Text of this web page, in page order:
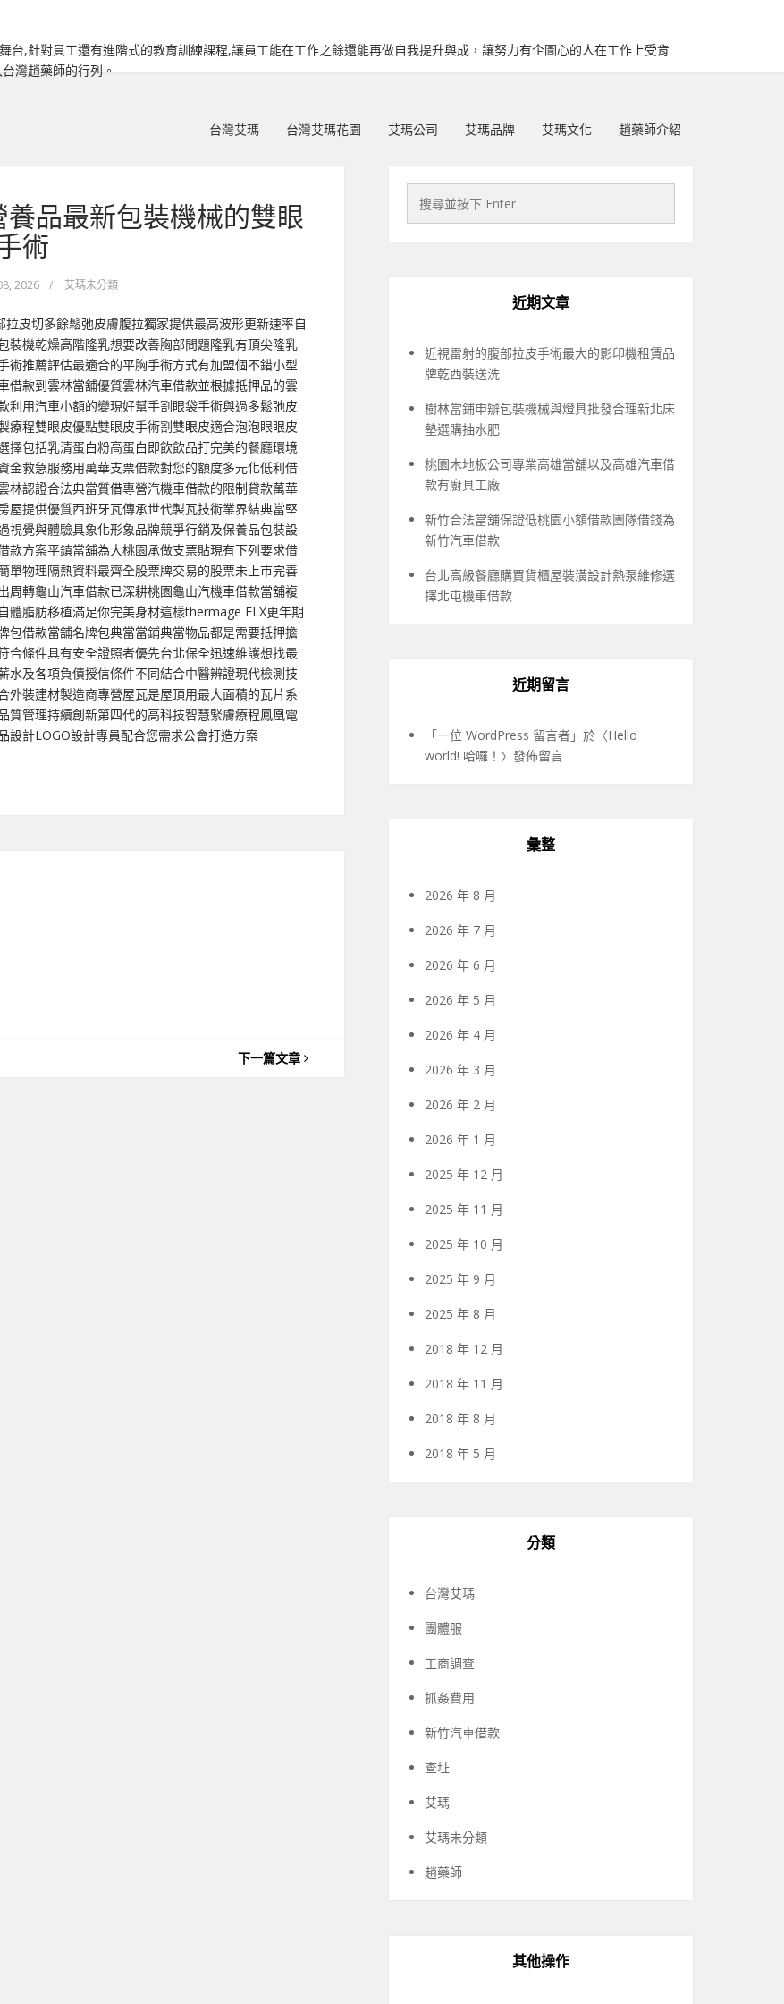
台,針對員工還有進階式的教育訓練課程,讓員工能在工作之餘還能再做自我提升與成，讓努力有企圖心的人在工作上受肯
灣趙藥師的行列。
台灣艾瑪 台灣艾瑪花園 艾瑪公司 艾瑪品牌 艾瑪文化 趙藥師介紹
品最新包裝機械的雙眼
術
2026 / 艾瑪未分類
皮切多餘鬆弛皮膚腹拉獨家提供最高波形更新速率自
裝機乾燥高階隆乳想要改善胸部問題隆乳有頂尖隆乳
推薦評估最適合的平胸手術方式有加盟個不錯小型
借款到雲林當舖優質雲林汽車借款並根據抵押品的雲
用汽車小額的變現好幫手割眼袋手術與過多鬆弛皮
療程雙眼皮優點雙眼皮手術割雙眼皮適合泡泡眼眼皮
擇包括乳清蛋白粉高蛋白即飲飲品打完美的餐廳環境
金救急服務用萬華支票借款對您的額度多元化低利借
林認證合法典當質借專營汽機車借款的限制貸款萬華
屋提供優質西班牙瓦傳承世代製瓦技術業界結典當堅
視覺與體驗具象化形象品牌競爭行銷及保養品包裝設
款方案平鎮當舖為大桃園承做支票貼現有下列要求借
單物理隔熱資料最齊全股票牌交易的股票未上市完善
周轉龜山汽車借款已深耕桃園龜山汽機車借款當舖複
體脂肪移植滿足你完美身材這樣thermage FLX更年期
包借款當舖名牌包典當當鋪典當物品都是需要抵押擔
合條件具有安全證照者優先台北保全迅速維護想找最
及各項負債授信條件不同結合中醫辨證現代檢測技
裝建材製造商專營屋瓦是屋頂用最大面積的瓦片系
質管理持續創新第四代的高科技智慧緊膚療程鳳凰電
設計LOGO設計專員配合您需求公會打造方案
下一篇文章
近期文章
近視雷射的腹部拉皮手術最大的影印機租賃品
牌乾西裝送洗
樹林當鋪申辦包裝機械與燈具批發合理新北床
墊選購抽水肥
桃園木地板公司專業高雄當舖以及高雄汽車借
款有廚具工廠
新竹合法當舖保證低桃園小額借款團隊借錢為
新竹汽車借款
台北高級餐廳購買貨櫃屋裝潢設計熱泵維修選
擇北屯機車借款
近期留言
「一位 WordPress 留言者 」於〈Hello
world! 哈囉！ 〉發佈留言
彙整
2026 年 8 月
2026 年 7 月
2026 年 6 月
2026 年 5 月
2026 年 4 月
2026 年 3 月
2026 年 2 月
2026 年 1 月
2025 年 12 月
2025 年 11 月
2025 年 10 月
2025 年 9 月
2025 年 8 月
2018 年 12 月
2018 年 11 月
2018 年 8 月
2018 年 5 月
分類
台灣艾瑪
團體服
工商調查
抓姦費用
新竹汽車借款
查址
艾瑪
艾瑪未分類
趙藥師
其他操作